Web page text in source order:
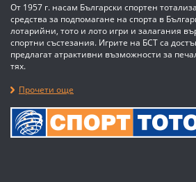
От 1957 г. насам Български спортен
средства за подпомагане на спорта в
лотарийни, тото и лото игри и залагания
спортни състезания. Игрите на БСТ са
предлагат атрактивни възможности за
тях.
Прочети още